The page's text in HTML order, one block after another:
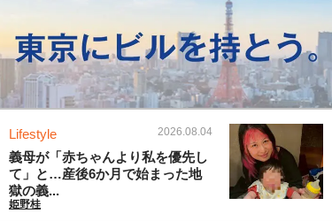
Lifestyle 2026.08.04
義母が「赤ちゃんより私を優先し
て」と…産後6か月で始まった地
獄の義...
姫野桂